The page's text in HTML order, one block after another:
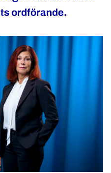
ordförande.